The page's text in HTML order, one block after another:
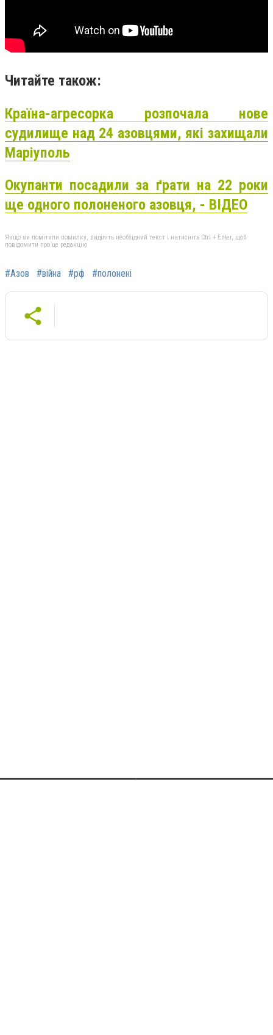
Читайте також:
Країна-агресорка розпочала нове
судилище над 24 азовцями, які захищали
Маріуполь
Окупанти посадили за ґрати на 22 роки
ще одного полоненого азовця, - ВІДЕО
Якщо ви помітили помилку, виділіть необхідний текст і натисніть Ctrl + Enter, щоб
повідомити про це редакцію
#Азов #війна #рф #полонені